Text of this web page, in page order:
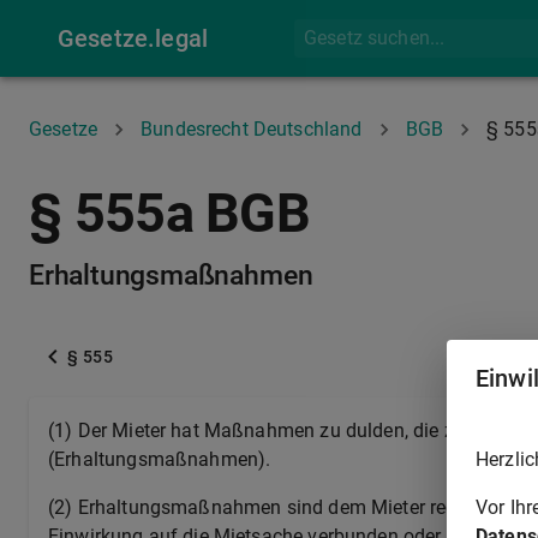
Gesetze.legal
Gesetze Bundesrecht Deutschland BGB §
§ 555a BGB
Erhaltungsmaßnahmen
§ 555
(1) Der Mieter hat Maßnahmen zu dulden, die zur
(Erhaltungsmaßnahmen).
(2) Erhaltungsmaßnahmen sind dem Mieter rechtzeitig
Vor